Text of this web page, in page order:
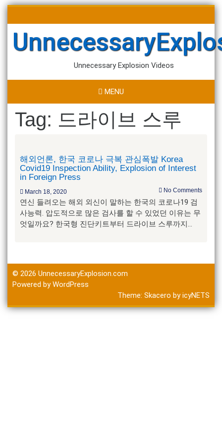
Skip
content
for:
Unnecessary Explosion Videos
MENU
Tag: 드라이브 스루
해외언론, 한국 코로나 극복 관심폭발 Korea
Covid19 Inspection Ability, Explosion of Interest
in Foreign Press
March 18, 2020 No Comments
연신 들려오는 해외 외신이 말하는 한국의 코로나19 검
사능력. 압도적으로 많은 검사를 할 수 있었던 이유는 무
엇일까요? 한국형 진단키트부터 드라이브 스루까지…
© 2026 UnnecessaryExplosion.com
Powered by WordPress
Theme: Skacero byicyNETS